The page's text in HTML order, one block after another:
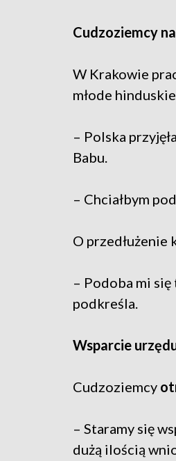
Cudzoziemcy
W Krakowie
młode
– Polska
Babu.
– Chciałbym
O przedłużenie
– Podoba mi
podkreśla.
Wsparcie
Cudzoziemcy
– Staramy się
dużą ilością